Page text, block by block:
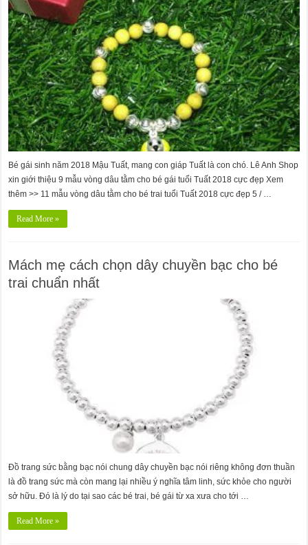
Bé gái sinh năm 2018 Mậu Tuất, mang con giáp Tuất là con chó. Lê Anh Shop
xin giới thiệu 9 mẫu vòng dâu tằm cho bé gái tuổi Tuất 2018 cực đẹp Xem
thêm >> 11 mẫu vòng dâu tằm cho bé trai tuổi Tuất 2018 cực đẹp 5 / …
Read More »
Mách mẹ cách chọn dây chuyền bạc cho bé
trai chuẩn nhất
Đồ trang sức bằng bạc nói chung dây chuyền bạc nói riêng không đơn thuần
là đồ trang sức mà còn mang lại nhiều ý nghĩa tâm linh, sức khỏe cho người
sở hữu. Đó là lý do tại sao các bé trai, bé gái từ xa xưa cho tới …
Read More »